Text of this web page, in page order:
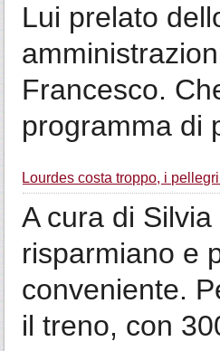
Lui prelato
Francesco.
programma di
Lourdes costa troppo, i
A cura di
risparmiano e
conveniente.
il treno, con